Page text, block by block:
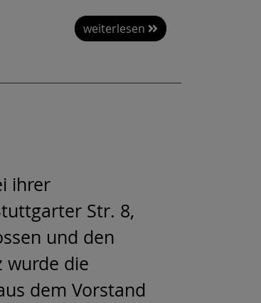
weiterlesen
ihrer
Str. 8,
und den
wurde die
dem Vorstand